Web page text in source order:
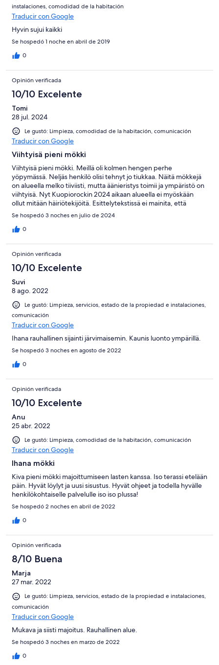
instalaciones, comodidad de la habitación
Traducir con Google
Hyvin sujui kaikki
Se hospedó 1 noche en abril de 2019
0
Opinión verificada
10/10 Excelente
Tomi
28 jul. 2024
Le gustó: Limpieza, comodidad de la habitación, comunicación
Traducir con Google
Viihtyisä pieni mökki
Viihtyisä pieni mökki. Meillä oli kolmen hengen perhe
yöpymässä. Neljäs henkilö olisi tehnyt jo tiukkaa. Näitä mökkejä
on alueella melko tiiviisti, mutta äänieristys toimii ja ympäristö on
viihtyisä. Nyt Kuopiorockin 2024 aikaan alueella ei myöskään
ollut mitään häiriötekijöitä. Esittelytekstissä ei mainita, että
asumukseen kuuluu pieni saunakin. Ilmalämpöpumpun
jäähdytysominaisuus lisää kesällä mukavuutta. Uuni on
käyttöliittymältään erittäin vaikeaselkoinen ja imurin akku taisi
tyypillisen huono selälle, mutta näinhän se aina on. Nämä eivät
ole varsinaisia miinuksia vaan ehdottomasti voime harkita
yöpymistä näissä uudestaan, jos Kuopioon on asiaa.
Se hospedó 3 noches en julio de 2024
0
Opinión verificada
10/10 Excelente
Suvi
8 ago. 2022
Le gustó: Limpieza, servicios, estado de la propiedad e instalaciones,
comunicación
Traducir con Google
Ihana rauhallinen sijainti järvimaisemin. Kaunis luonto ympärillä.
Se hospedó 3 noches en agosto de 2022
0
Opinión verificada
10/10 Excelente
Anu
25 abr. 2022
Le gustó: Limpieza, comodidad de la habitación, comunicación
Traducir con Google
Ihana mökki
Kiva pieni mökki majoittumiseen lasten kanssa. Iso terassi etelään
päin. Hyvät löylyt ja uusi sisustus. Hyvät ohjeet ja todella hyvälle
henkilökohtaiselle palvelulle iso iso plussa!
Se hospedó 2 noches en abril de 2022
0
Opinión verificada
8/10 Buena
Marja
27 mar. 2022
Le gustó: Limpieza, servicios, estado de la propiedad e instalaciones,
comunicación
Traducir con Google
Mukava ja siisti majoitus. Rauhallinen alue.
Se hospedó 3 noches en marzo de 2022
0